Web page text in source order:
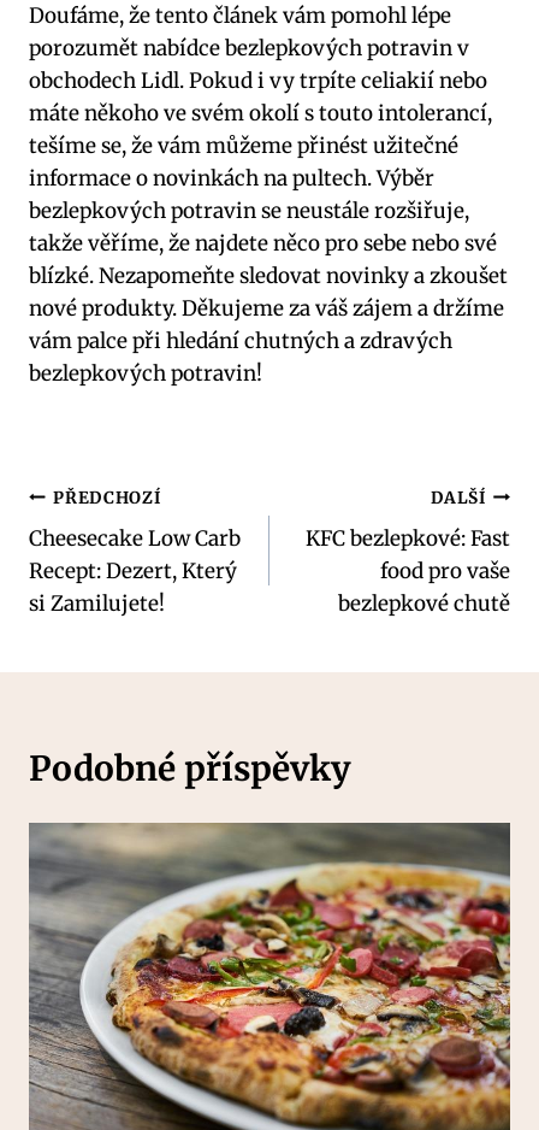
Doufáme, že tento článek vám pomohl lépe
porozumět nabídce bezlepkových potravin v
obchodech Lidl. Pokud i vy trpíte celiakií nebo
máte někoho ve svém okolí s touto intolerancí,
tešíme se, že vám můžeme přinést užitečné
informace o novinkách na pultech. Výběr
bezlepkových potravin se neustále rozšiřuje,
takže věříme, že najdete něco pro sebe nebo své
blízké. Nezapomeňte sledovat novinky a zkoušet
nové produkty. Děkujeme za váš zájem a držíme
vám palce při hledání chutných a zdravých
bezlepkových potravin!
Navigace
pro
příspěvek
PŘEDCHOZÍ
Cheesecake Low Carb
Recept: Dezert, Který
si Zamilujete!
DALŠÍ
KFC bezlepkové: Fast
food pro vaše
bezlepkové chutě
Podobné příspěvky